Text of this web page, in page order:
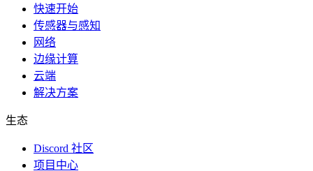
快速开始
传感器与感知
网络
边缘计算
云端
解决方案
生态
Discord 社区
项目中心